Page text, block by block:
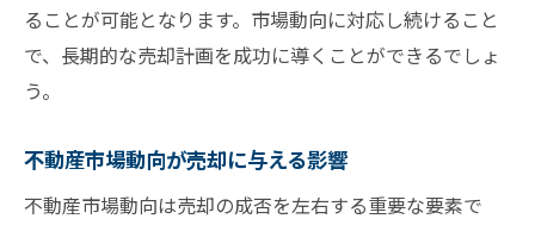
ることが可能となります。市場動向に対応し続けること
で、長期的な売却計画を成功に導くことができるでしょ
う。
不動産市場動向が売却に与える影響
不動産市場動向は売却の成否を左右する重要な要素で